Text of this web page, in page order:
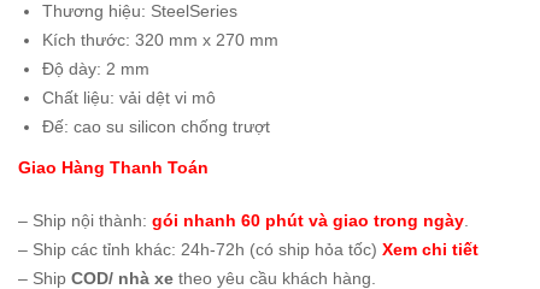
Thương hiệu: SteelSeries
Kích thước: 320 mm x 270 mm
Độ dày: 2 mm
Chất liệu: vải dệt vi mô
Đế: cao su silicon chống trượt
Giao Hàng Thanh Toán
– Ship nội thành: gói nhanh 60 phút và giao trong ngày
– Ship các tỉnh khác: 24h-72h (có ship hỏa tốc) Xem chi tiết
– Ship COD/ nhà xe theo yêu cầu khách hàng.